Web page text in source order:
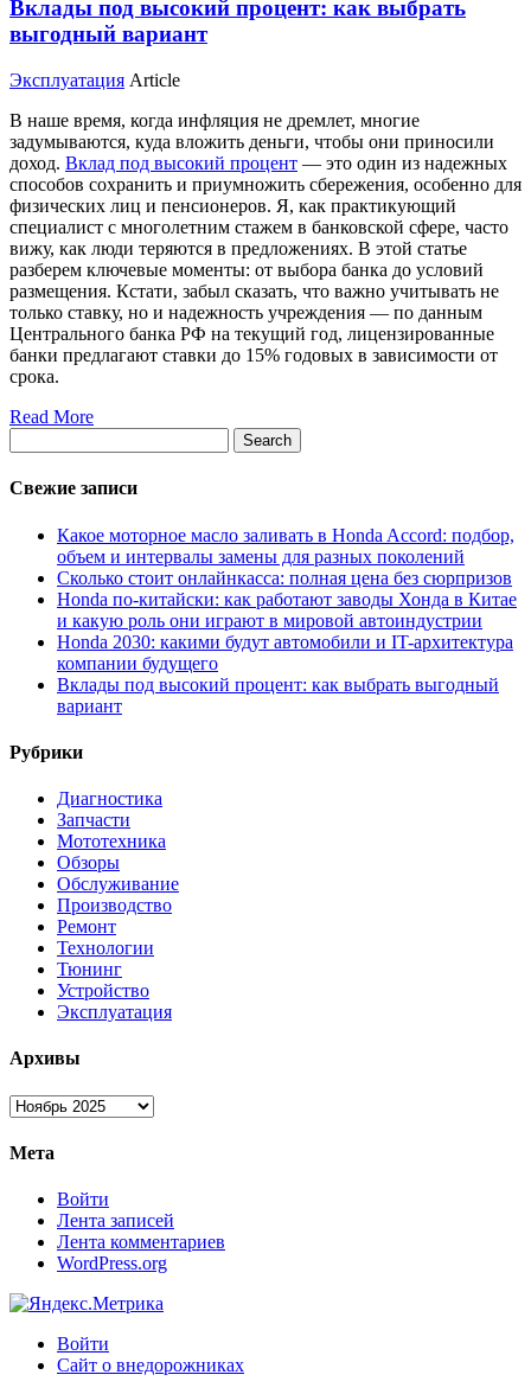
Вклады под высокий процент: как выбрать
выгодный вариант
Эксплуатация Article
В наше время, когда инфляция не дремлет, многие
задумываются, куда вложить деньги, чтобы они приносили
доход. Вклад под высокий процент — это один из надежных
способов сохранить и приумножить сбережения, особенно для
физических лиц и пенсионеров. Я, как практикующий
специалист с многолетним стажем в банковской сфере, часто
вижу, как люди теряются в предложениях. В этой статье
разберем ключевые моменты: от выбора банка до условий
размещения. Кстати, забыл сказать, что важно учитывать не
только ставку, но и надежность учреждения — по данным
Центрального банка РФ на текущий год, лицензированные
банки предлагают ставки до 15% годовых в зависимости от
срока.
Read More
Свежие записи
Какое моторное масло заливать в Honda Accord: подбор,
объем и интервалы замены для разных поколений
Сколько стоит онлайнкасса: полная цена без сюрпризов
Honda по-китайски: как работают заводы Хонда в Китае
и какую роль они играют в мировой автоиндустрии
Honda 2030: какими будут автомобили и IT-архитектура
компании будущего
Вклады под высокий процент: как выбрать выгодный
вариант
Рубрики
Диагностика
Запчасти
Мототехника
Обзоры
Обслуживание
Производство
Ремонт
Технологии
Тюнинг
Устройство
Эксплуатация
Архивы
Архивы
Мета
Войти
Лента записей
Лента комментариев
WordPress.org
Войти
Сайт о внедорожниках